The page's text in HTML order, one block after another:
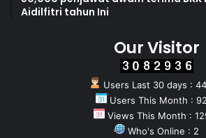
Aidilfitri tahun Ini
Our Visitor
Users Last 30 days :
Users This Month :
Views This Month :
Who's Online : 2